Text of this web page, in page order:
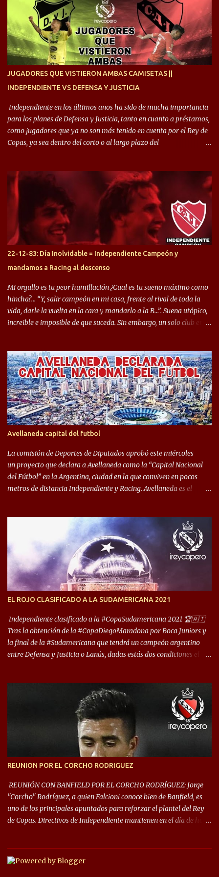
siempre en mi corazón”. 🎙️“Siempre que me tocó vestir la camiseta
quise dar lo mejor. Si me toca marcharme, estoy agradecido al
hincha”. 🎙️“El equipo hizo un gran trabajo, quedó demostrado en el
resultado. Es nuestro segundo partido, en la pretemporada nos
enfocamos en la preparación física. El grupo está encontrando la
JUGADORES QUE VISTIERON AMBAS CAMISETAS ||
INDEPENDIENTE VS DEFENSA Y JUSTICIA
Independiente en los últimos años ha sido de mucha importancia
para los planes de Defensa y Justicia, tanto en cuanto a préstamos,
como jugadores que ya no son más tenido en cuenta por el Rey de
Copas, ya sea dentro del corto o al largo plazo del
Halcón de Varela, como lo es Brian Romero, quien paso a
préstamo allí durante el último mercado de pases y ha rendido de
gran manera, convirtiendo goles importantes, sobre todo en la
copa sudamericana. Pero no sucedió lo mismo en cuanto al
rendimiento que ha producido en el Rojo. Pasando a jugadores que
jugaron en Defensa y ahora están en el rojo, tenemos a la dupla
Gastón Togni y Domingo Blanco, donde ambos explotaron
futbolísticamente hablando en el equipo de Varela, donde, por
ejemplo, el caso de Mingo llego a ser tenido en cuenta para el
Seleccionado Argentino, rendimiento que aún no ha logrado
mostrar en Independiente. En e...
22-12-83: Día Inolvidable = Independiente Campeón y
mandamos a Racing al descenso
Mi orgullo es tu peor humillación ¿Cual es tu sueño máximo como
hincha?… “Y, salir campeón en mi casa, frente al rival de toda la
vida, darle la vuelta en la cara y mandarlo a la B…”. Suena utópico,
increible e imposible de que suceda. Sin embargo, un solo club en el
campeonato del '83 año consagratorio para el Rojo y, por el otro, el
haber mandado al descenso a su eterno rival. 22 de diciembre de
1983 es una fecha que pocos hinchas de Independiente pueden
dejar en el olvido. Es que ese día, el "Rojo" derrotó a Racing por 2 a
0, se consagró campeón y, además, mandó al descenso a su eterno
rival. El clásico de Avellaneda marcó el epílogo del campeonato,
algo totalmente inusual para estas épocas, donde la violencia no
permite encuentros de riesgo sobre el final de los torneos. En la
década del ochenta y con una democracia flo...
Avellaneda capital del futbol
La comisión de Deportes de Diputados aprobó este miércoles
un proyecto que declara a Avellaneda como la “Capital Nacional
del Fútbol” en la Argentina, ciudad en la que conviven en pocos
metros de distancia Independiente y Racing. Avellaneda es el
Libertadores de América) los distancian solo 150 metros. Por ello
son protagonistas de un clásico de los más picantes del fútbol
argentino. De ella también forma parte Arsenal, equipo que
transitó por la primera división del fútbol local durante muchos
años. Dock Sud es otro de los que comparten esas tierras, aunque el
foco de atención es la convivencia Independiente - Racing. “No
deporte”, afirmó Facundo Moyano. “Creo que Avellaneda...
EL ROJO CLASIFICADO A LA SUDAMERICANA 2021
Independiente clasificado a la #CopaSudamericana 2021 🏆🇦🇹
Tras la obtención de la #CopaDiegoMaradona por Boca Juniors y
la final de la #Sudamericana que tendrá un campeón argentino
entre Defensa y Justicia o Lanús, dadas estás dos condiciones el
que iniciará en fase de grupos con 6 partidos, de los cuales sólo los
primeros de cada grupo jugarán los 8vos. con los 3ros. mejores de
las fases de grupos de la #CopaLibertadores 2021. ¡Este año hay
noche de Copas Rey! ⚽🇦🇹👑🏆.
REUNION POR EL CORCHO RODRIGUEZ
REUNIÓN CON BANFIELD POR EL CORCHO RODRÍGUEZ: Jorge
"Corcho" Rodríguez, a quien Falcioni conoce bien de Banfield, es
uno de los principales apuntados para reforzar el plantel del Rey
de Copas. Directivos de Independiente mantienen en el día de hoy
préstamo con opción de compra pero, por lo que se sabe, Banfield
busca vender al menos el 50% del pase por una cifra cercana a los